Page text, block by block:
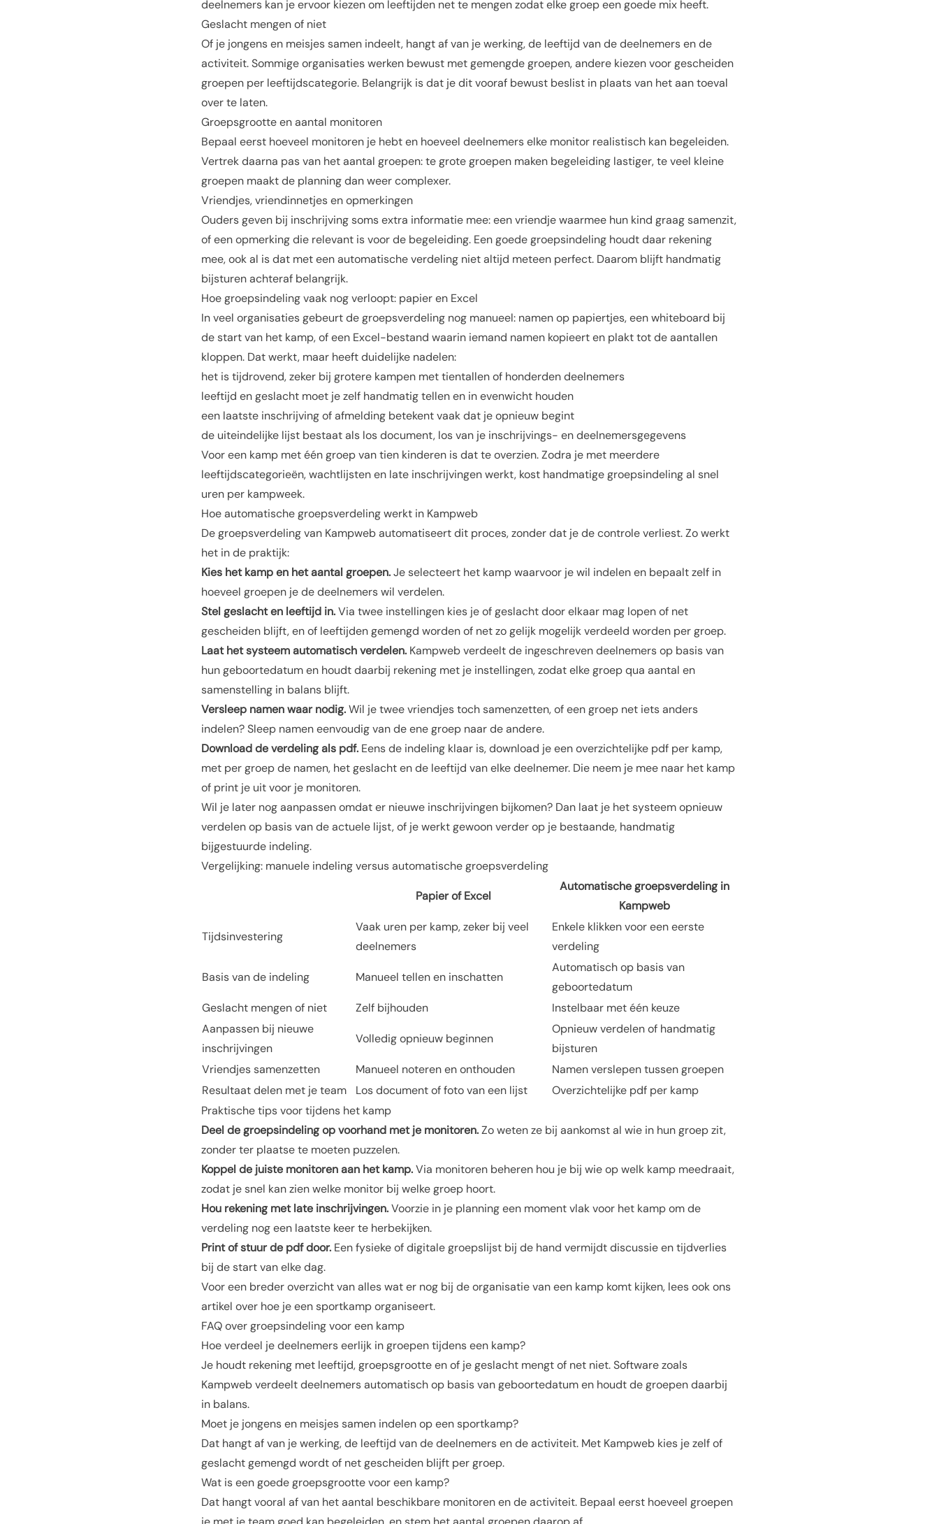
deelnemers kan je ervoor kiezen om leeftijden net te mengen zodat elke groep een goede mix heeft.
Geslacht mengen of niet
Of je jongens en meisjes samen indeelt, hangt af van je werking, de leeftijd van de deelnemers en de
activiteit. Sommige organisaties werken bewust met gemengde groepen, andere kiezen voor gescheiden
groepen per leeftijdscategorie. Belangrijk is dat je dit vooraf bewust beslist in plaats van het aan toeval
over te laten.
Groepsgrootte en aantal monitoren
Bepaal eerst hoeveel monitoren je hebt en hoeveel deelnemers elke monitor realistisch kan begeleiden.
Vertrek daarna pas van het aantal groepen: te grote groepen maken begeleiding lastiger, te veel kleine
groepen maakt de planning dan weer complexer.
Vriendjes, vriendinnetjes en opmerkingen
Ouders geven bij inschrijving soms extra informatie mee: een vriendje waarmee hun kind graag samenzit,
of een opmerking die relevant is voor de begeleiding. Een goede groepsindeling houdt daar rekening
mee, ook al is dat met een automatische verdeling niet altijd meteen perfect. Daarom blijft handmatig
bijsturen achteraf belangrijk.
Hoe groepsindeling vaak nog verloopt: papier en Excel
In veel organisaties gebeurt de groepsverdeling nog manueel: namen op papiertjes, een whiteboard bij
de start van het kamp, of een Excel-bestand waarin iemand namen kopieert en plakt tot de aantallen
kloppen. Dat werkt, maar heeft duidelijke nadelen:
het is tijdrovend, zeker bij grotere kampen met tientallen of honderden deelnemers
leeftijd en geslacht moet je zelf handmatig tellen en in evenwicht houden
een laatste inschrijving of afmelding betekent vaak dat je opnieuw begint
de uiteindelijke lijst bestaat als los document, los van je inschrijvings- en deelnemersgegevens
Voor een kamp met één groep van tien kinderen is dat te overzien. Zodra je met meerdere
leeftijdscategorieën, wachtlijsten en late inschrijvingen werkt, kost handmatige groepsindeling al snel
uren per kampweek.
Hoe automatische groepsverdeling werkt in Kampweb
Degroepsverdelingvan Kampweb automatiseert dit proces, zonder dat je de controle verliest. Zo werkt
het in de praktijk:
Kies het kamp en het aantal groepen.Je selecteert het kamp waarvoor je wil indelen en bepaalt zelf in
hoeveel groepen je de deelnemers wil verdelen.
Stel geslacht en leeftijd in.Via twee instellingen kies je of geslacht door elkaar mag lopen of net
gescheiden blijft, en of leeftijden gemengd worden of net zo gelijk mogelijk verdeeld worden per groep.
Laat het systeem automatisch verdelen. Kampweb verdeelt de ingeschreven deelnemers op basis van
hun geboortedatum en houdt daarbij rekening met je instellingen, zodat elke groep qua aantal en
samenstelling in balans blijft.
Versleep namen waar nodig.Wil je twee vriendjes toch samenzetten, of een groep net iets anders
indelen? Sleep namen eenvoudig van de ene groep naar de andere.
Download de verdeling als pdf. Eens de indeling klaar is, download je een overzichtelijke pdf per kamp,
met per groep de namen, het geslacht en de leeftijd van elke deelnemer. Die neem je mee naar het kamp
of print je uit voor je monitoren.
Wil je later nog aanpassen omdat er nieuwe inschrijvingen bijkomen? Dan laat je het systeem opnieuw
verdelen op basis van de actuele lijst, of je werkt gewoon verder op je bestaande, handmatig
bijgestuurde indeling.
Vergelijking: manuele indeling versus automatische groepsverdeling
Papier of Excel
Automatische groepsverdeling in
Kampweb
Tijdsinvestering
Vaak uren per kamp, zeker bij veel
deelnemers
Enkele klikken voor een eerste
verdeling
Basis van de indeling Manueel tellen en inschatten
Automatisch op basis van
geboortedatum
Geslacht mengen of niet
Zelf bijhouden
Instelbaar met één keuze
Aanpassen bij nieuwe
inschrijvingen
Volledig opnieuw beginnen
Opnieuw verdelen of handmatig
bijsturen
Vriendjes samenzetten
Manueel noteren en onthouden
Namen verslepen tussen groepen
Resultaat delen met je team
Los document of foto van een lijst
Overzichtelijke pdf per kamp
Praktische tips voor tijdens het kamp
Deel de groepsindeling op voorhand met je monitoren.Zo weten ze bij aankomst al wie in hun groep zit,
zonder ter plaatse te moeten puzzelen.
Koppel de juiste monitoren aan het kamp.Via monitoren beheren hou je bij wie op welk kamp meedraait,
zodat je snel kan zien welke monitor bij welke groep hoort.
Hou rekening met late inschrijvingen.Voorzie in je planning een moment vlak voor het kamp om de
verdeling nog een laatste keer te herbekijken.
Print of stuur de pdf door. Een fysieke of digitale groepslijst bij de hand vermijdt discussie en tijdverlies
bij de start van elke dag.
Voor een breder overzicht van alles wat er nog bij de organisatie van een kamp komt kijken, lees ook ons
artikel over hoe je een sportkamp organiseert.
FAQ over groepsindeling voor een kamp
Hoe verdeel je deelnemers eerlijk in groepen tijdens een kamp?
Je houdt rekening met leeftijd, groepsgrootte en of je geslacht mengt of net niet. Software zoals
Kampweb verdeelt deelnemers automatisch op basis van geboortedatum en houdt de groepen daarbij
in balans.
Moet je jongens en meisjes samen indelen op een sportkamp?
Dat hangt af van je werking, de leeftijd van de deelnemers en de activiteit. Met Kampweb kies je zelf of
geslacht gemengd wordt of net gescheiden blijft per groep.
Wat is een goede groepsgrootte voor een kamp?
Dat hangt vooral af van het aantal beschikbare monitoren en de activiteit. Bepaal eerst hoeveel groepen